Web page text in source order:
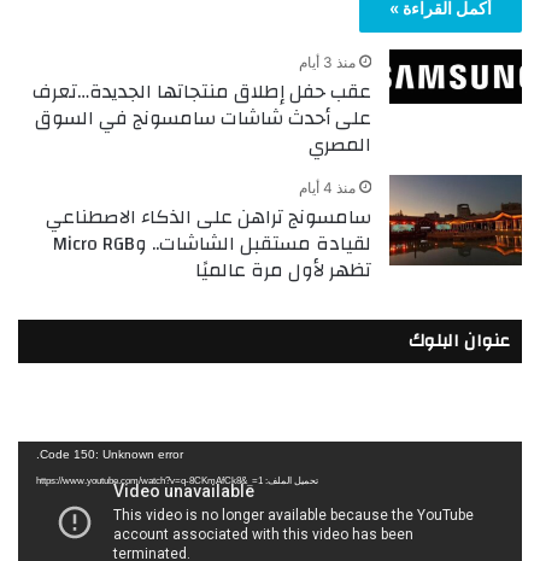
أكمل القراءة »
منذ 3 أيام
عقب حفل إطلاق منتجاتها الجديدة…تعرف
على أحدث شاشات سامسونج في السوق
المصري
منذ 4 أيام
سامسونج تراهن على الذكاء الاصطناعي
لقيادة مستقبل الشاشات.. وMicro RGB
تظهر لأول مرة عالميًا
عنوان البلوك
Code 150: Unknown error.
تحميل الملف: https://www.youtube.com/watch?v=q-8CKmAfCk8&_=1